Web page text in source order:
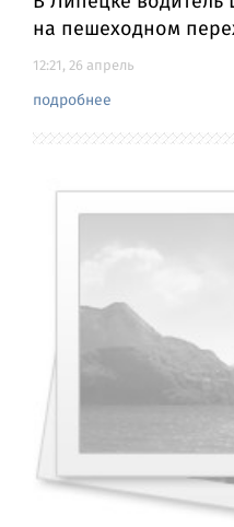
на пешеходном
12:21, 26 апрель
подробнее